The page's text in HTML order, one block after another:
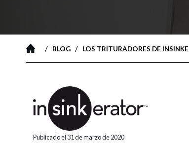
/ BLOG / LOS TRITURADORES DE
Publicado el 31 de marzo de 2020